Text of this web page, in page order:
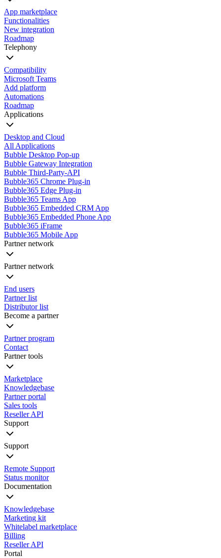
App marketplace
Functionalities
New integration
Roadmap
Telephony
Compatibility
Microsoft Teams
Add platform
Automations
Roadmap
Applications
Desktop and Cloud
All Applications
Bubble Desktop Pop-up
Bubble Gateway Integration
Bubble Third-Party-API
Bubble365 Chrome Plug-in
Bubble365 Edge Plug-in
Bubble365 Teams App
Bubble365 Embedded CRM App
Bubble365 Embedded Phone App
Bubble365 iFrame
Bubble365 Mobile App
Partner network
Partner network
End users
Partner list
Distributor list
Become a partner
Partner program
Contact
Partner tools
Marketplace
Knowledgebase
Partner portal
Sales tools
Reseller API
Support
Support
Remote Support
Status monitor
Documentation
Knowledgebase
Marketing kit
Whitelabel marketplace
Billing
Reseller API
Portal